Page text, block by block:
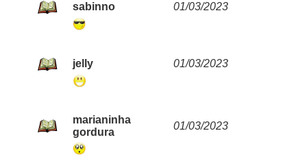
sabinno 01/03/2023
jelly 01/03/2023
marianinha
gordura
01/03/2023